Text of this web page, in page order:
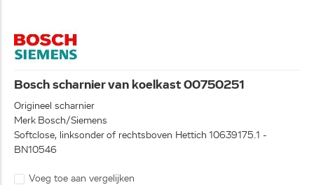
Bosch scharnier van koelkast 00750251
Origineel scharnier
Merk Bosch/Siemens
Softclose, linksonder of rechtsboven Hettich 10639175.1 -
BN10546
Voeg toe aan vergelijken